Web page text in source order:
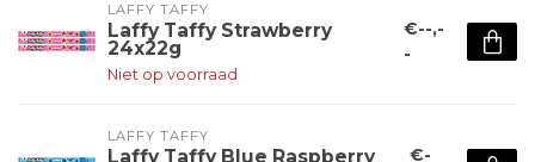
LAFFY TAFFY
Laffy Taffy Strawberry
24x22g
Niet op voorraad
€--,-
-
LAFFY TAFFY
Laffy Taffy Blue Raspberry €-